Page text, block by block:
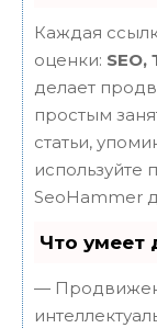
Каждая
оценки: SEO,
делает
простым
статьи,
используйте
SeoHammer
Что умеет
—